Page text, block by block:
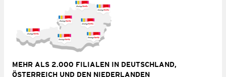
MEHR ALS 2.000 FILIALEN IN DEUTSCHLAND,
ÖSTERREICH UND DEN NIEDERLANDEN